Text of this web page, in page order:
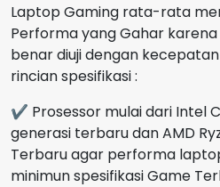
Laptop Gaming rata-rata
Performa yang Gahar
benar diuji dengan
rincian spesifikasi :
✔ Prosessor mulai dari Intel
generasi terbaru dan AMD
Terbaru agar performa
minimun spesifikasi Game